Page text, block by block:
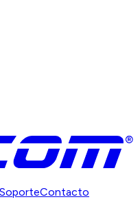
SoporteContacto